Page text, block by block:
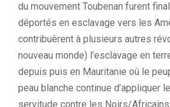
du mouvement Toubenan furent
déportés en esclavage vers les
contribuèrent à plusieurs autres
nouveau monde) l’esclavage en
depuis puis en Mauritanie où le
peau blanche continue d’appliquer
servitude contre les Noirs/Africains